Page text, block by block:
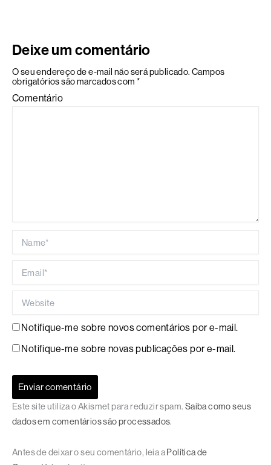
Deixe um comentário
O seu endereço de e-mail não será publicado. Campos
obrigatórios são marcados com *
Comentário
Notifique-me sobre novos comentários por e-mail.
Notifique-me sobre novas publicações por e-mail.
Este site utiliza o Akismet para reduzir spam. Saiba como seus
dados em comentários são processados.
Antes de deixar o seu comentário, leia a Política de